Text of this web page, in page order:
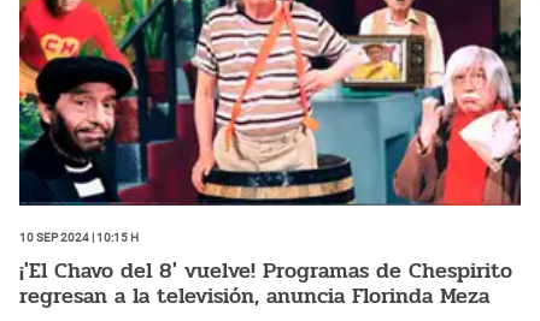
10 Sep 2024 | 10:15 h
¡'El Chavo del 8' vuelve! Programas de Chespirito
regresan a la televisión, anuncia Florinda Meza